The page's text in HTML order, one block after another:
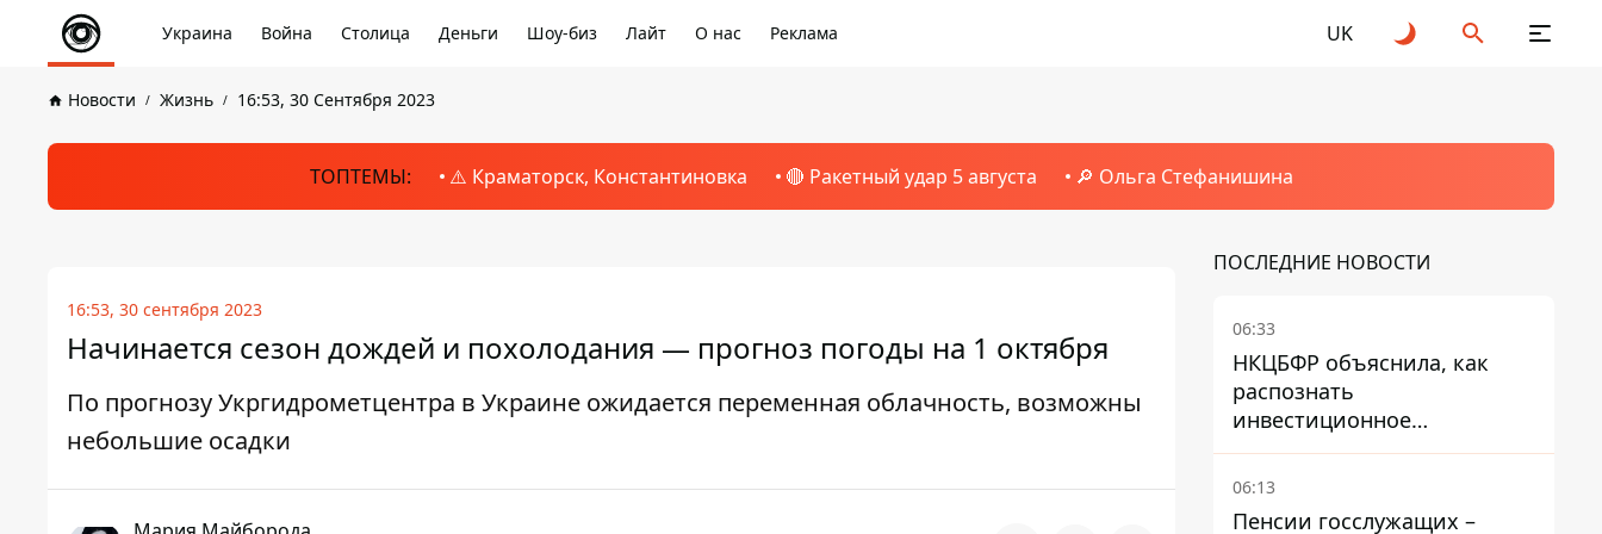
Украина Война Столица Деньги Шоу-биз Лайт О нас Реклама UK
Новости Жизнь 16:53, 30 Сентября 2023
ТОПТЕМЫ: ⚠️ Краматорск, Константиновка 🔴 Ракетный удар 5 августа 🔎 Ольга Стефанишина
16:53, 30 сентября 2023
Начинается сезон дождей и похолодания — прогноз погоды на 1 октября
По прогнозу Укргидрометцентра в Украине ожидается переменная облачность, возможны
небольшие осадки
ПОСЛЕДНИЕ НОВОСТИ
06:33
НКЦБФР объяснила, как
распознать
инвестиционное
мошенничество и не
потерять деньги
06:13
Пенсии госслужащих –